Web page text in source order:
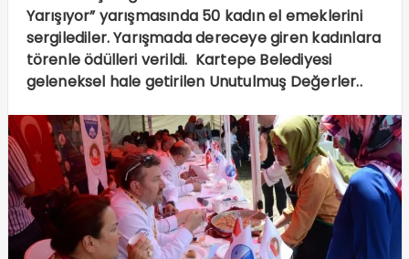
Yarışıyor” yarışmasında 50 kadın el emeklerini
sergilediler. Yarışmada dereceye giren kadınlara
törenle ödülleri verildi. Kartepe Belediyesi
geleneksel hale getirilen Unutulmuş Değerler..